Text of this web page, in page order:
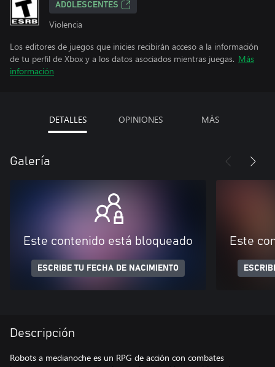
ADOLESCENTES
Violencia
Los editores de juegos que inicies recibirán acceso a la información
de tu perfil de Xbox y a los datos asociados mientras juegas. Más
información
DETALLES OPINIONES MÁS
Galería
Este contenido está bloqueado
ESCRIBE TU FECHA DE NACIMIENTO
Este
Descripción
Robots a medianoche es un RPG de acción con combates